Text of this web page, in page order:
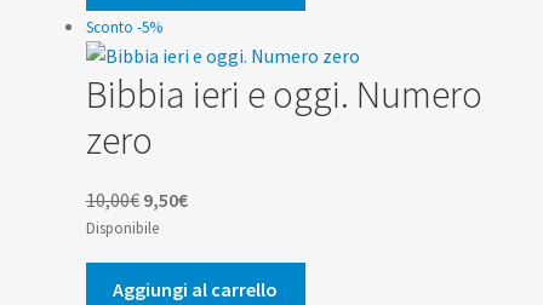
10,00€.9,50€.
Sconto -5%
Bibbia ieri e oggi. Numero
zero
10,00€ Il
prezzo
originale
era:
9,50€Il
attuale
è:
Disponibile
Aggiungi al carrello